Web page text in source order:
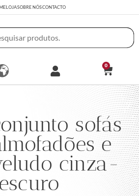
LOJASOBRE NÓSCONTACTO
0
sofás
e
cinza-
escuro